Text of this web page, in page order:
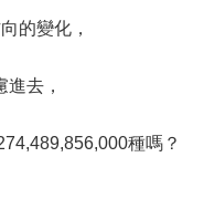
的變化，
去，
種嗎？